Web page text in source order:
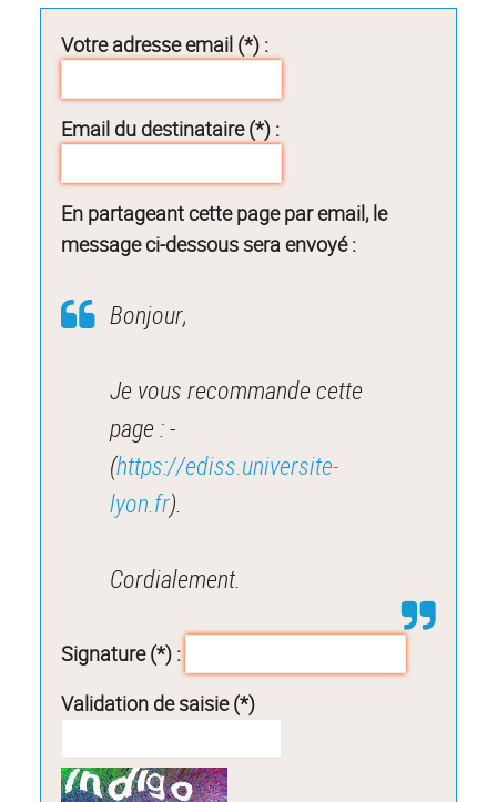
Votre adresse email (*) :
Email du destinataire (*) :
En partageant cette page par email, le
message ci-dessous sera envoyé :
Bonjour,
Je vous recommande cette
page : -
(https://ediss.universite-
lyon.fr).
Cordialement.
Signature (*) :
Validation de saisie (*)